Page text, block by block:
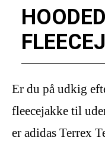
HOODED
Er du på udkig
fleecejakke til
er adidas Terrex